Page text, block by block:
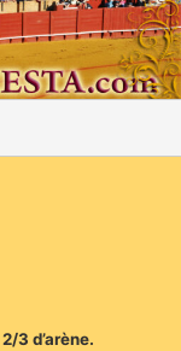
3 d’arène.